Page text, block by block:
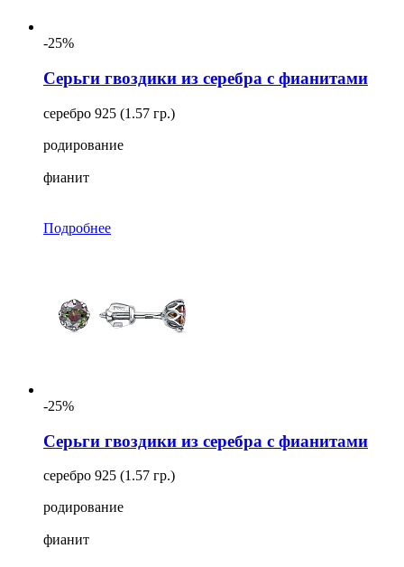
-25%
Серьги гвоздики из серебра с фианитами
серебро 925 (1.57 гр.)
родирование
фианит
Подробнее
-25%
Серьги гвоздики из серебра с фианитами
серебро 925 (1.57 гр.)
родирование
фианит